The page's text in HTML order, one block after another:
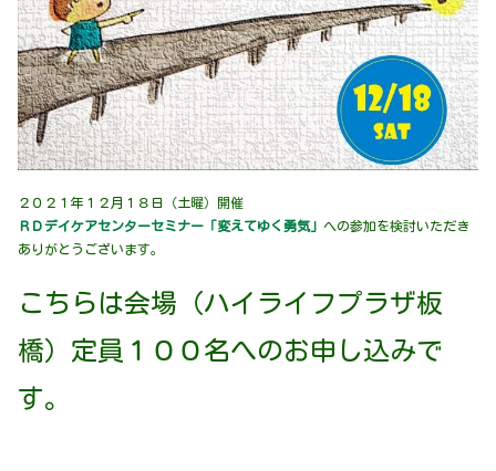
２０２１年１２月１８日（土曜）開催
ＲＤデイケアセンターセミナー「変えてゆく勇気」 への参加を検討いただき
ありがとうございます。
こちらは会場（ハイライフプラザ板
橋）定員１００名へのお申し込みで
す。